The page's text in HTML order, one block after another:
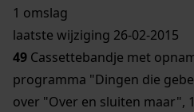
1 omslag
laatste wijziging 26-02-2015
49 Cassettebandje met
programma "Dingen die
over "Over en sluiten maar",